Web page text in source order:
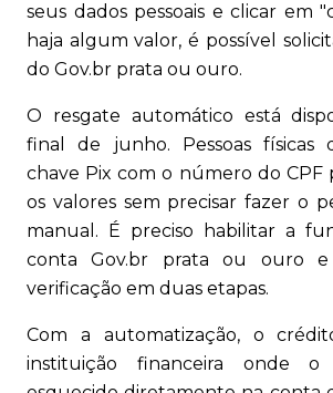
seus dados pessoais e clicar em
haja algum valor, é possível
do Gov.br prata ou ouro.
O resgate automático está
final de junho. Pessoas físicas
chave Pix com o número do CPF
os valores sem precisar fazer o
manual. É preciso habilitar a
conta Gov.br prata ou ouro
verificação em duas etapas.
Com a automatização, o
instituição financeira onde o